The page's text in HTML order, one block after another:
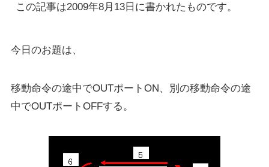
この記事は2009年8月13日に書かれたものです。
今日のお題は、
移動命令の途中でOUTポートON、別の移動命令の途
中でOUTポートOFFする。